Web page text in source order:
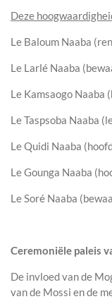
Deze
Le Baloum Naaba
Le Larlé Naaba
Le Kamsaogo Naaba
Le Taspsoba Naaba
Le Quidi Naaba
Le Gounga Naaba
Le Soré Naaba
Ceremoniële paleis
De invloed van de
van de Mossi en de